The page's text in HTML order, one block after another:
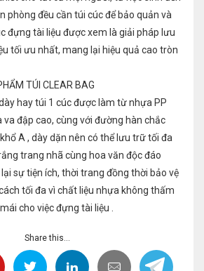
phòng đều cần túi cúc để bảo quản và
đựng tài liệu được xem là giải pháp lưu
tối ưu nhất, mang lại hiệu quả cao tròn
TÚI CLEAR BAG
hay túi 1 cúc được làm từ nhựa PP
va đập cao, cùng với đường hàn chắc
A , dày dặn nên có thể lưu trữ tối đa
trang nhã cùng hoa văn độc đáo
sự tiện ích, thời trang đồng thời bảo vệ
tối đa vì chất liệu nhựa không thấm
cho việc đựng tài liệu .
Share this...